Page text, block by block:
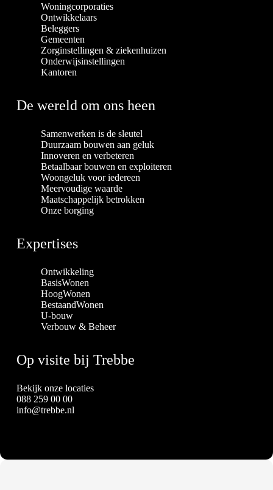
Woningcorporaties
Ontwikkelaars
Beleggers
Gemeenten
Zorginstellingen & ziekenhuizen
Onderwijsinstellingen
Kantoren
De wereld om ons heen
Samenwerken is de sleutel
Duurzaam bouwen aan geluk
Innoveren en verbeteren
Betaalbaar bouwen en exploiteren
Woongeluk voor iedereen
Meervoudige waarde
Maatschappelijk betrokken
Onze borging
Expertises
Ontwikkeling
BasisWonen
HoogWonen
BestaandWonen
U-bouw
Verbouw & Beheer
Op visite bij Trebbe
Bekijk onze locaties
088 259 00 00
info@trebbe.nl